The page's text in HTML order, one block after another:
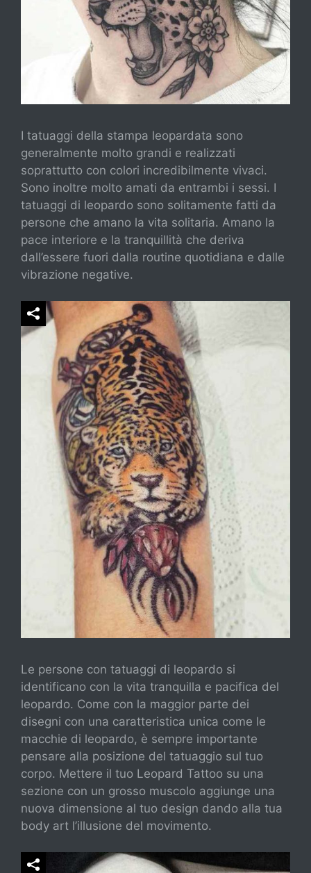
I tatuaggi della stampa leopardata sono
generalmente molto grandi e realizzati
soprattutto con colori incredibilmente vivaci.
Sono inoltre molto amati da entrambi i sessi. I
tatuaggi di leopardo sono solitamente fatti da
persone che amano la vita solitaria. Amano la
pace interiore e la tranquillità che deriva
dall’essere fuori dalla routine quotidiana e dalle
vibrazione negative.
Le persone con tatuaggi di leopardo si
identificano con la vita tranquilla e pacifica del
leopardo. Come con la maggior parte dei
disegni con una caratteristica unica come le
macchie di leopardo, è sempre importante
pensare alla posizione del tatuaggio sul tuo
corpo. Mettere il tuo Leopard Tattoo su una
sezione con un grosso muscolo aggiunge una
nuova dimensione al tuo design dando alla tua
body art l’illusione del movimento.